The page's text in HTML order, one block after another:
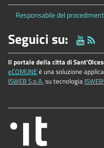
Responsabile del
Seguici su:
Il portale della citta di
eCOMUNEè una soluzione
ISWEB S.p.A. su tecnologia